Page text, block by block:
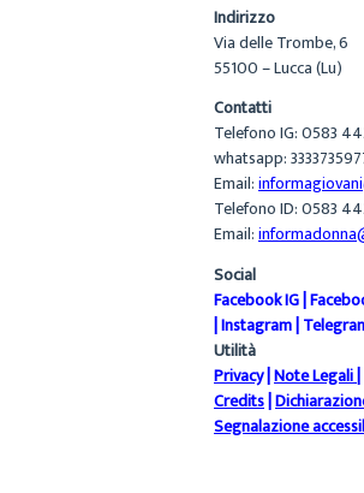
Indirizzo
Via delle Trombe, 6
55100 – Lucca (Lu)
Contatti
Telefono IG: 0583
whatsapp:
Email:
Telefono ID: 0583
Email:
Social
Facebook IG|
|Instagram|
Utilità
Privacy|Note Legali|
Credits|
Segnalazione